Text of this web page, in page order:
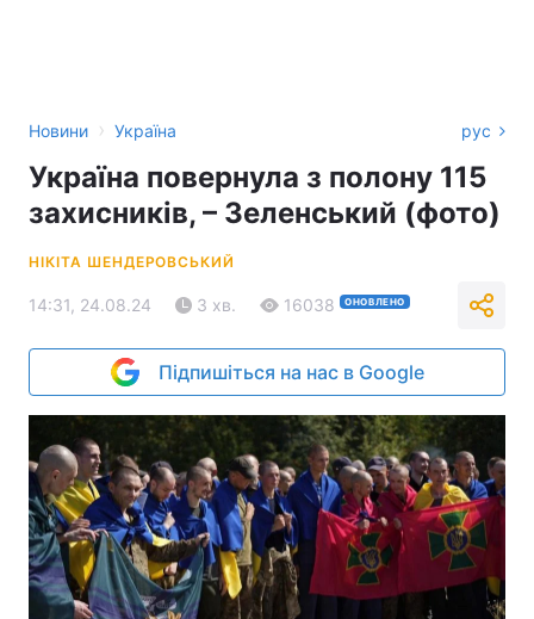
Новини › Україна рус
Україна повернула з полону 115
захисників, – Зеленський (фото)
НІКІТА ШЕНДЕРОВСЬКИЙ
14:31, 24.08.24 3 хв. 16038 ОНОВЛЕНО
Підпишіться на нас в Google